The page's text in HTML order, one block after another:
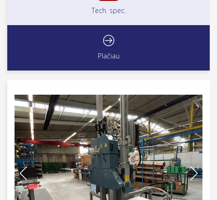
Tech. spec.
Plačiau